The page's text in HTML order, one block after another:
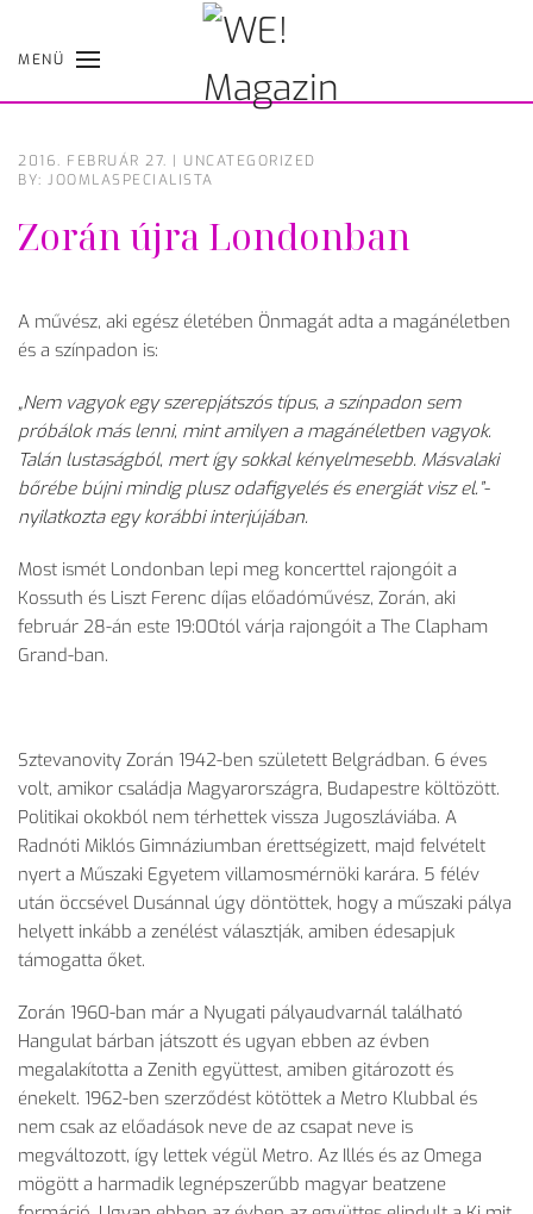
Skip
MENÜ
2016. FEBRUÁR 27. | UNCATEGORIZED
BY: JOOMLASPECIALISTA
Zorán újra Londonban
A művész, aki egész életében Önmagát adta a magánéletben
és a színpadon is:
„Nem vagyok egy szerepjátszós típus, a színpadon sem
próbálok más lenni, mint amilyen a magánéletben vagyok.
Talán lustaságból, mert így sokkal kényelmesebb. Másvalaki
bőrébe bújni mindig plusz odafigyelés és energiát visz el.”-
nyilatkozta egy korábbi interjújában.
Most ismét Londonban lepi meg koncerttel rajongóit a
Kossuth és Liszt Ferenc díjas előadóművész, Zorán, aki
február 28-án este 19:00tól várja rajongóit a The Clapham
Grand-ban.
Sztevanovity Zorán 1942-ben született Belgrádban. 6 éves
volt, amikor családja Magyarországra, Budapestre költözött.
Politikai okokból nem térhettek vissza Jugoszláviába. A
Radnóti Miklós Gimnáziumban érettségizett, majd felvételt
nyert a Műszaki Egyetem villamosmérnöki karára. 5 félév
után öccsével Dusánnal úgy döntöttek, hogy a műszaki pálya
helyett inkább a zenélést választják, amiben édesapjuk
támogatta őket.
Zorán 1960-ban már a Nyugati pályaudvarnál található
Hangulat bárban játszott és ugyan ebben az évben
megalakította a Zenith együttest, amiben gitározott és
énekelt. 1962-ben szerződést kötöttek a Metro Klubbal és
nem csak az előadások neve de az csapat neve is
megváltozott, így lettek végül Metro. Az Illés és az Omega
mögött a harmadik legnépszerűbb magyar beatzene